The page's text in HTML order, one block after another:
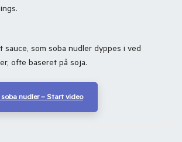
sauce, som soba nudler dyppes i ved
ofte baseret på soja.
nudler – Start video